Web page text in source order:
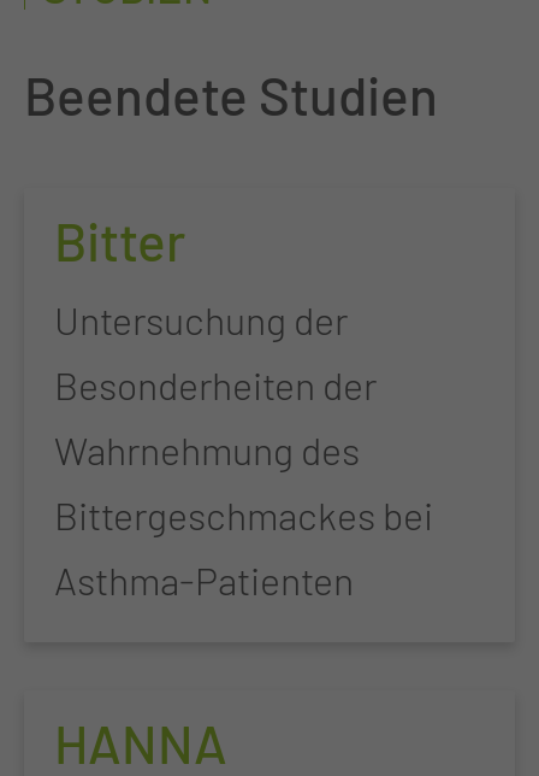
Beendete Studien
Bitter
Untersuchung der
Besonderheiten der
Wahrnehmung des
Bittergeschmackes bei
Asthma-Patienten
HANNA